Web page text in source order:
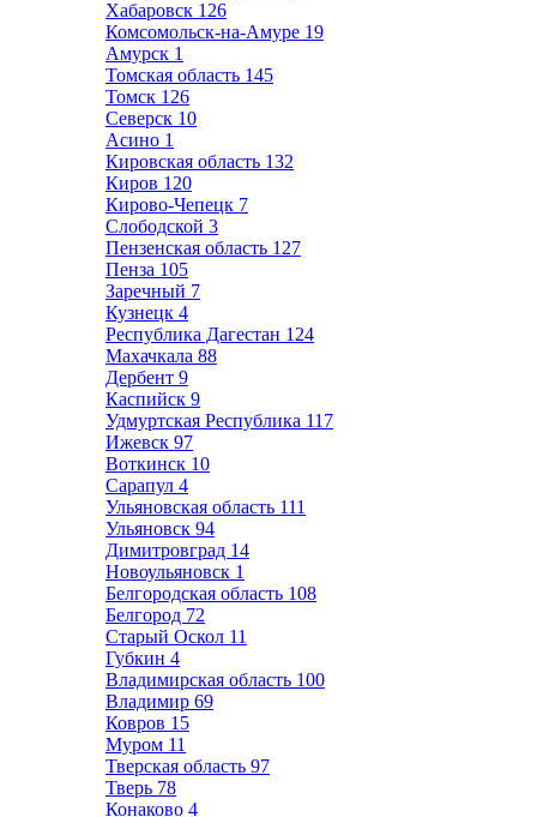
Хабаровск 126
Комсомольск-на-Амуре 19
Амурск 1
Томская область 145
Томск 126
Северск 10
Асино 1
Кировская область 132
Киров 120
Кирово-Чепецк 7
Слободской 3
Пензенская область 127
Пенза 105
Заречный 7
Кузнецк 4
Республика Дагестан 124
Махачкала 88
Дербент 9
Каспийск 9
Удмуртская Республика 117
Ижевск 97
Воткинск 10
Сарапул 4
Ульяновская область 111
Ульяновск 94
Димитровград 14
Новоульяновск 1
Белгородская область 108
Белгород 72
Старый Оскол 11
Губкин 4
Владимирская область 100
Владимир 69
Ковров 15
Муром 11
Тверская область 97
Тверь 78
Конаково 4